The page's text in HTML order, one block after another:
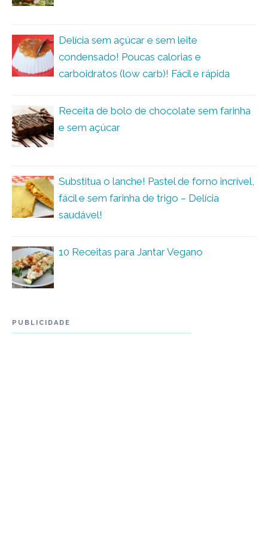
Delícia sem açúcar e sem leite
condensado! Poucas calorias e
carboidratos (low carb)! Fácil e rápida
Receita de bolo de chocolate sem farinha
e sem açúcar
Substitua o lanche! Pastel de forno incrível,
fácil e sem farinha de trigo – Delícia
saudável!
10 Receitas para Jantar Vegano
PUBLICIDADE